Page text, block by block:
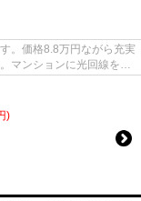
。価格8.8万円ながら充実
マンションに光回線を繋
)